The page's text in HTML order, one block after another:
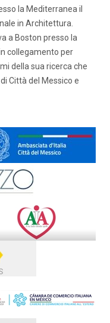
la Mediterranea il
in Architettura.
a Boston presso la
collegamento per
della sua ricerca che
Città del Messico e